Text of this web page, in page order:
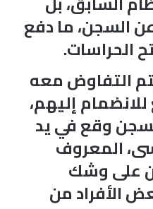
السجن، ما دفع
الحراسات.
التفاوض معه
إليهم،
وقع في يد
المعروف
على وشك
الأفراد من